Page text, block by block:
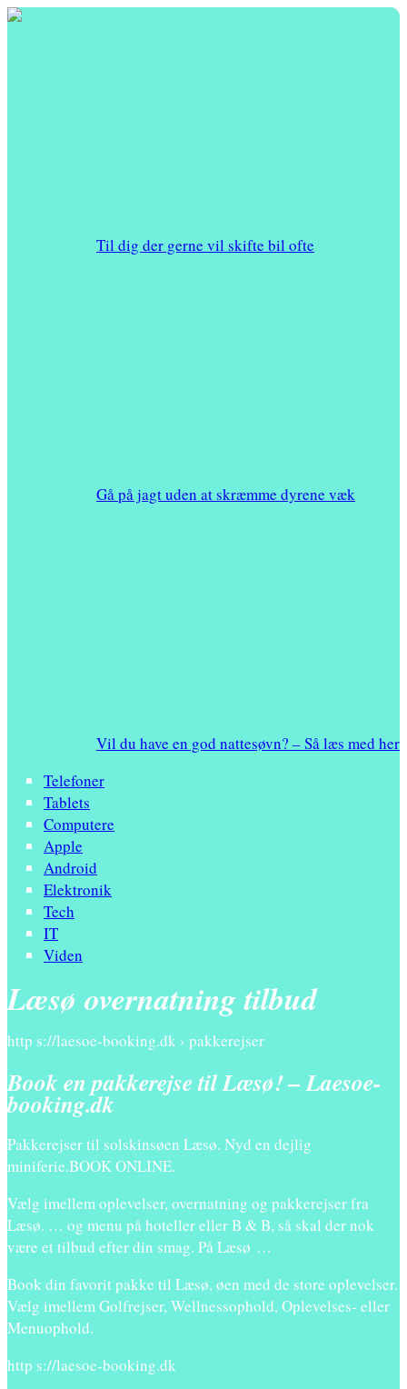
Til dig der gerne vil skifte bil ofte
Gå på jagt uden at skræmme dyrene væk
Vil du have en god nattesøvn? – Så læs med her
Telefoner
Tablets
Computere
Apple
Android
Elektronik
Tech
IT
Viden
Læsø overnatning tilbud
http s://laesoe-booking.dk › pakkerejser
Book en pakkerejse til Læsø! – Laesoe-
booking.dk
Pakkerejser til solskinsøen Læsø. Nyd en dejlig
miniferie.BOOK ONLINE.
Vælg imellem oplevelser, overnatning og pakkerejser fra
Læsø. … og menu på hoteller eller B & B, så skal der nok
være et tilbud efter din smag. På Læsø …
Book din favorit pakke til Læsø, øen med de store oplevelser.
Vælg imellem Golfrejser, Wellnessophold, Oplevelses- eller
Menuophold.
http s://laesoe-booking.dk